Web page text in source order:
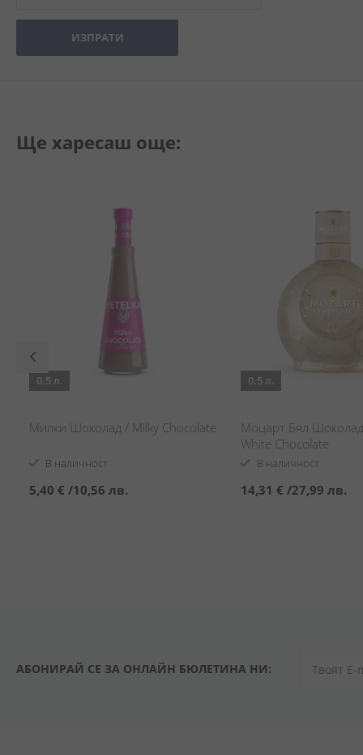
ИЗПРАТИ
Ще харесаш още:
0.5 л.
Милки Шоколад / Milky Chocolate
В наличност
5,40 € /10,56 лв.
0.5 л.
Моцарт Бял
White Chocolate
В наличност
14,31 € /27,99 лв.
АБОНИРАЙ СЕ ЗА ОНЛАЙН БЮЛЕТИНА НИ: